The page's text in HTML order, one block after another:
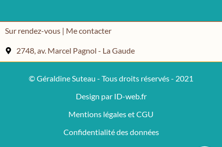
Sur rendez-vous | Me contacter
2748, av. Marcel Pagnol - La Gaude
© Géraldine Suteau - Tous droits réservés - 2021
Design par ID-web.fr
Mentions légales et CGU
Confidentialité des données